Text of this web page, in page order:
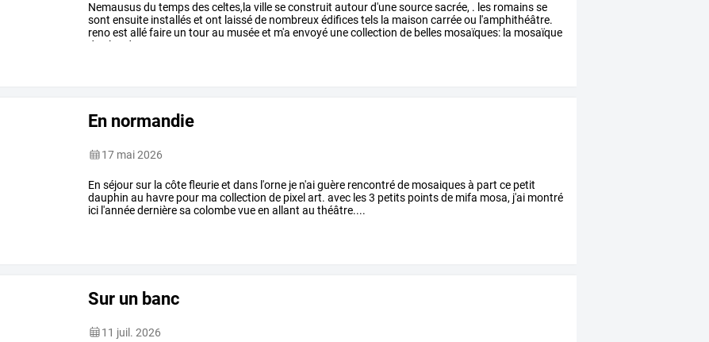
Nemaususdu tempsdesceltes,la villeseconstruit autourd'unesourcesacrée, . les romainsse
sont ensuite installéset ont laisséde nombreuxédificestels la maison carréeou l'amphithéâtre.
renoest alléfaire un tourau muséeet m'a envoyé unecollection de belles mosaïques: la mosaïque
du
clos du
En normandie
17 mai 2026
En séjour sur la côte fleurie et dans l'orne je n'ai guère rencontré de mosaiques à part ce petit
dauphin au havre pour ma collection de pixel art. avec les 3 petits points de mifa mosa, j'ai montré
ici l'année dernière sa colombe vue en allant au théâtre....
Sur un banc
11 juil. 2026